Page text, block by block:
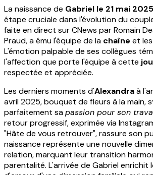
La naissance de Gabriel le 21 mai 2025
étape cruciale dans l'évolution du
faite en direct sur CNews par Romain
Praud, a ému l'équipe de la chaîne et
L'émotion palpable de ses collègues
l'affection que porte l'équipe à cette
respectée et appréciée.
Les derniers moments d'Alexandraà
avril 2025, bouquet de fleurs à la main,
parfaitement sapassion pour son
retour progressif, exprimée via
"Hâte de vous retrouver", rassure son
naissance représente une nouvelle
relation, marquant leur transition
parentalité. L'arrivée de Gabriel enrichit